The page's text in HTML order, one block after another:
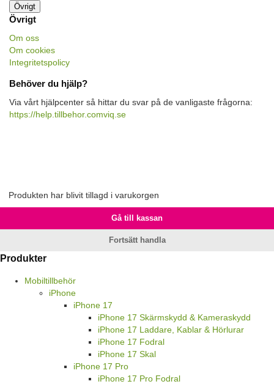
Övrigt
Övrigt
Om oss
Om cookies
Integritetspolicy
Behöver du hjälp?
Via vårt hjälpcenter så hittar du svar på de vanligaste frågorna:
https://help.tillbehor.comviq.se
Produkten har blivit tillagd i varukorgen
Gå till kassan
Fortsätt handla
Produkter
Mobiltillbehör
iPhone
iPhone 17
iPhone 17 Skärmskydd & Kameraskydd
iPhone 17 Laddare, Kablar & Hörlurar
iPhone 17 Fodral
iPhone 17 Skal
iPhone 17 Pro
iPhone 17 Pro Fodral